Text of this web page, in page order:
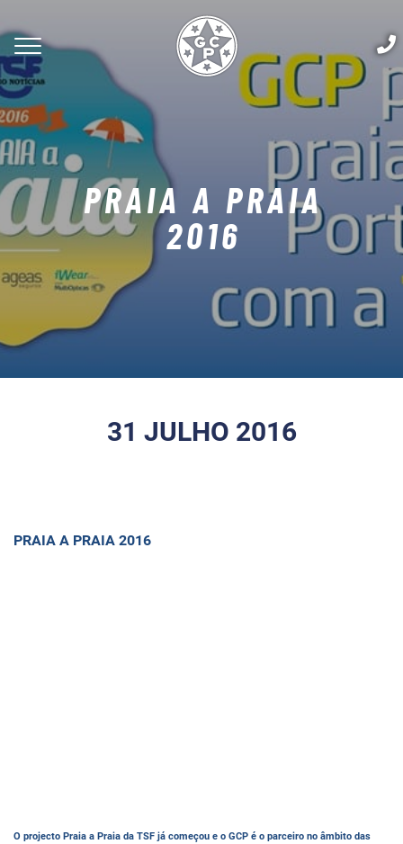
PRAIA A PRAIA
2016
31 JULHO 2016
PRAIA A PRAIA 2016
O projecto Praia a Praia da TSF já começou e o GCP é o parceiro no âmbito das